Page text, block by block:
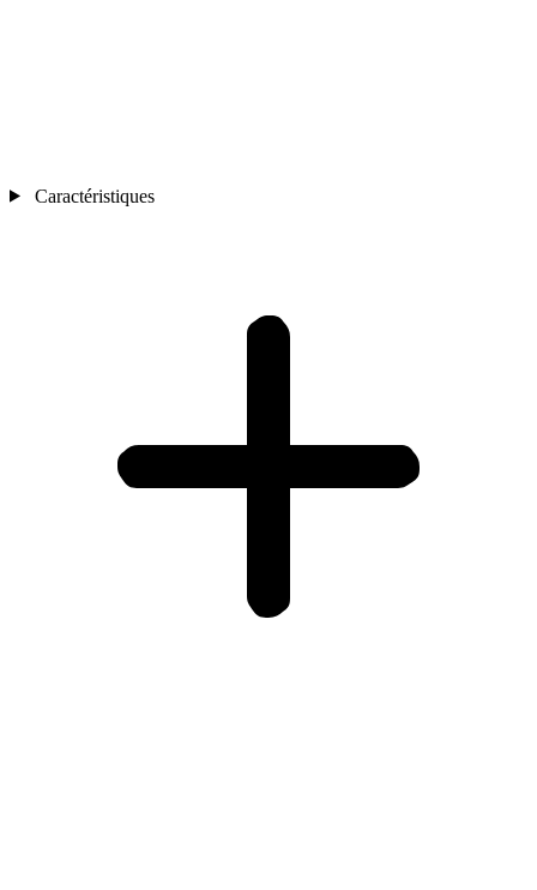
Caractéristiques